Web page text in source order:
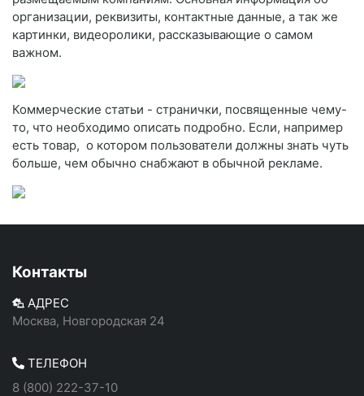
организации, реквизиты, контактные данные, а так же
картинки, видеоролики, рассказывающие о самом
важном.
Коммерческие статьи - странички, посвященные чему-
то, что необходимо описать подробно. Если, например
есть товар, о котором пользователи должны знать чуть
больше, чем обычно снабжают в обычной рекламе.
Контакты
АДРЕС
Москва, Новгородская 24
ТЕЛЕФОН
8 (800) 222-37-10